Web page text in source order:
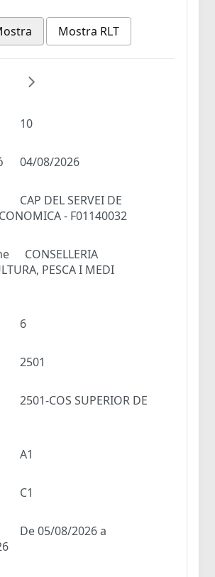
Mostra RLT
10
04/08/2026
CAP DEL SERVEI DE
- F01140032
CONSELLERIA
PESCA I MEDI
6
2501
2501-COS SUPERIOR DE
A1
C1
De 05/08/2026 a